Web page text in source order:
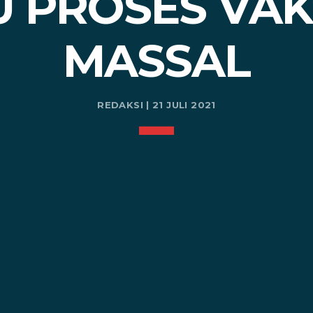
MASSAL
REDAKSI | 21 JULI 2021